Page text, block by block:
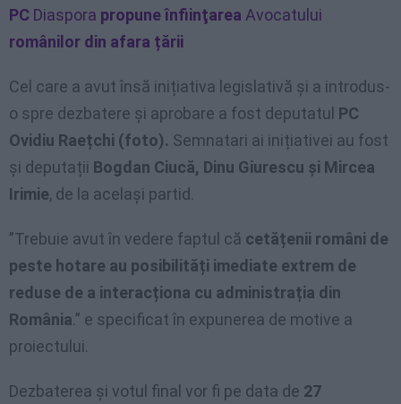
PC Diaspora propune înfiinţarea Avocatului
românilor din afara țării
Cel care a avut însă inițiativa legislativă și a introdus-
o spre dezbatere și aprobare a fost deputatul PC
Ovidiu Raețchi (foto). Semnatari ai inițiativei au fost
și deputații Bogdan Ciucă, Dinu Giurescu și Mircea
Irimie, de la același partid.
”Trebuie avut în vedere faptul că cetățenii români de
peste hotare au posibilități imediate extrem de
reduse de a interacționa cu administrația din
România.” e specificat în expunerea de motive a
proiectului.
Dezbaterea și votul final vor fi pe data de 27